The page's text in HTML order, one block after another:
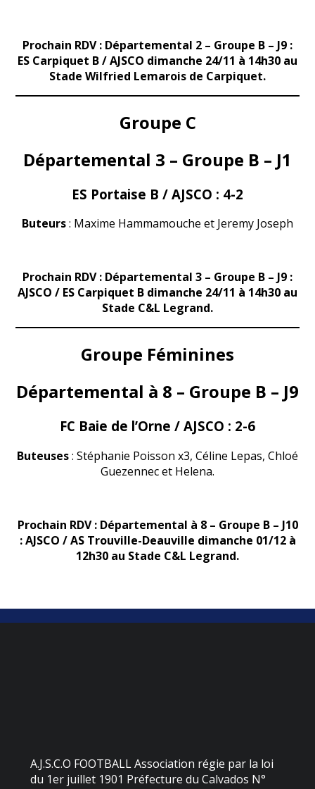
Prochain RDV : Départemental 2 – Groupe B – J9 :
ES Carpiquet B / AJSCO dimanche 24/11 à 14h30 au
Stade Wilfried Lemarois de Carpiquet.
Groupe C
Départemental 3 – Groupe B – J1
ES Portaise B / AJSCO : 4-2
Buteurs: Maxime Hammamouche et Jeremy Joseph
Prochain RDV : Départemental 3 – Groupe B – J9 :
AJSCO / ES Carpiquet B dimanche 24/11 à 14h30 au
Stade C&L Legrand.
Groupe Féminines
Départemental à 8 – Groupe B – J9
FC Baie de l’Orne / AJSCO : 2-6
Buteuses: Stéphanie Poisson x3, Céline Lepas, Chloé
Guezennec et Helena.
Prochain RDV : Départemental à 8 – Groupe B – J10
: AJSCO / AS Trouville-Deauville dimanche 01/12 à
12h30 au Stade C&L Legrand.
A.J.S.C.O FOOTBALL Association régie par la loi
du 1er juillet 1901 Préfecture du Calvados N°